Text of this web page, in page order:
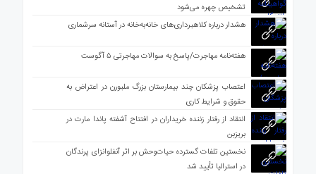
تشخیص چهره می‌شود
هشدار درباره کلاهبرداری‌های خانه‌به‌خانه در آستانه سرشماری
هفته‌نامه مهاجرت/پاسخ به سوالات مهاجرتی ۵ آگوست
اعتصاب پزشکان چند بیمارستان بزرگ ملبورن در اعتراض به
حقوق و شرایط کاری
انتقاد از رفتار زننده خریداران در افتتاح آشفته پاندا مارت در
بریزبن
نخستین تلفات گسترده حیات‌وحش بر اثر آنفلوانزای پرندگان
در استرالیا تأیید شد